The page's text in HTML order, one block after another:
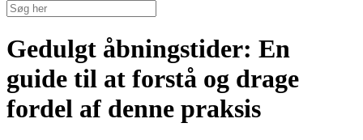
Gedulgt åbningstider: En
guide til at forstå og drage
fordel af denne praksis